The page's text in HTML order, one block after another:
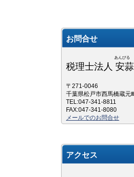
お問合せ
あんびる
税理士法人 安
〒271-0046
千葉県松戸市西馬橋蔵元
TEL:047-341-8811
FAX:047-341-8080
メールでのお問合せ
アクセス